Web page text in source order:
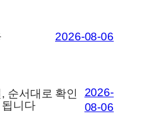
2026-08-06
순서대로 확인
니다
2026-
08-06